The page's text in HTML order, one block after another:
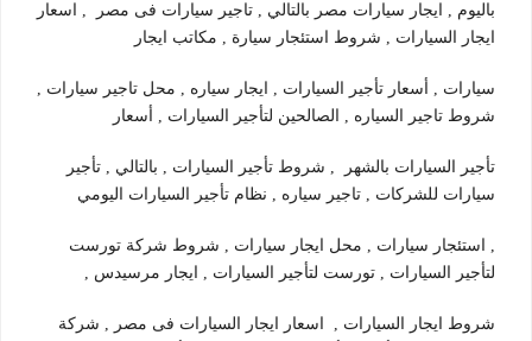
باليوم , ايجار سيارات مصر بالتالي , تاجير سيارات فى مصر , اسعار
ايجار السيارات , شروط استئجار سيارة , مكاتب ايجار
سيارات , أسعار تأجير السيارات , ايجار سياره , محل تاجير سيارات ,
شروط تاجير السياره , الصالحين لتأجير السيارات , أسعار
تأجير السيارات بالشهر , شروط تأجير السيارات , بالتالي , تأجير
سيارات للشركات , تاجير سياره , نظام تأجير السيارات اليومي
, استئجار سيارات , محل ايجار سيارات , شروط شركة تورست
لتأجير السيارات , تورست لتأجير السيارات , ايجار مرسيدس ,
شروط ايجار السيارات , اسعار ايجار السيارات فى مصر , شركة